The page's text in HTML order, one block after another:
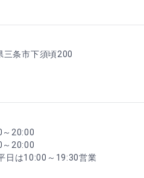
条市下須頃200
20:00
20:00
日は10:00～19:30営業